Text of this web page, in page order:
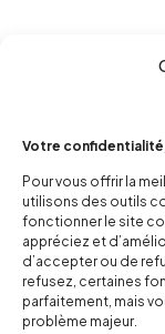
Votre
Pour vous offrir la
utilisons des outils
fonctionner le site
appréciez et
d’accepter ou de
refusez, certaines
parfaitement, mais
problème majeur.
+33 01 64 62 14 89
Follow us